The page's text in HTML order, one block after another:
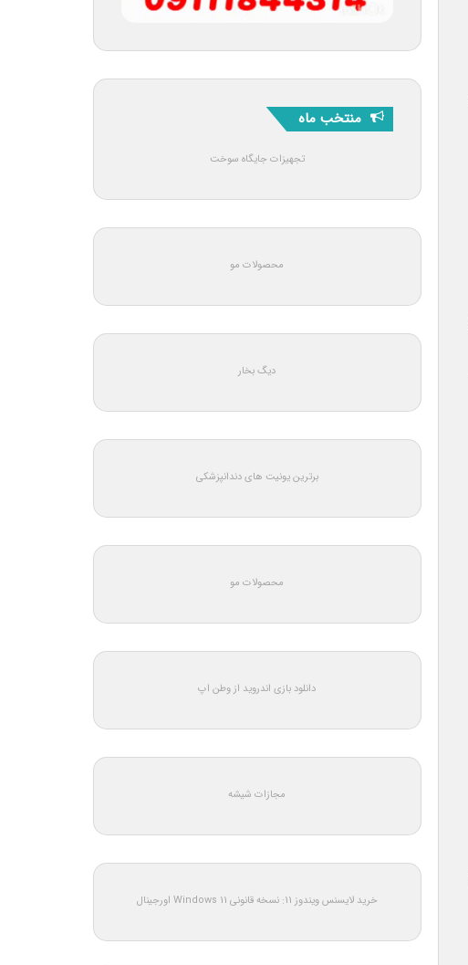
منتخب ماه
تجهیزات جایگاه سوخت
محصولات مو
دیگ بخار
برترین یونیت های دندانپزشکی
محصولات مو
دانلود بازی اندروید از وطن اپ
مجازات شیشه
خرید لایسنس ویندوز 11: نسخه قانونی Windows 11 اورجینال